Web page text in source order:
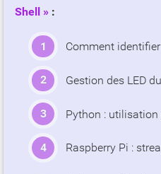
Shell
:
Comment
Gestion des LED
Python : utilisation
Raspberry Pi :